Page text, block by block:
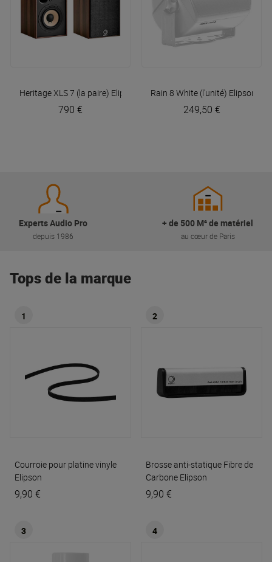
Heritage XLS 7 (la paire) Elipson
790 €
Rain 8 White (l'unité) Elipson
249,50 €
Experts Audio Pro
depuis 1986
+ de 500 M² de matériel
au cœur de Paris
Tops de la marque
1
Courroie pour platine vinyle
Elipson
9,90 €
2
Brosse anti-statique Fibre de
Carbone Elipson
9,90 €
3 4